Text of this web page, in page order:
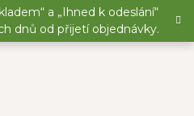
a „Ihned k odeslání“
dnů od přijetí objednávky.